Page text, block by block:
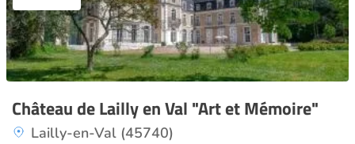
Château de Lailly en Val "Art et Mémoire"
Lailly-en-Val (45740)